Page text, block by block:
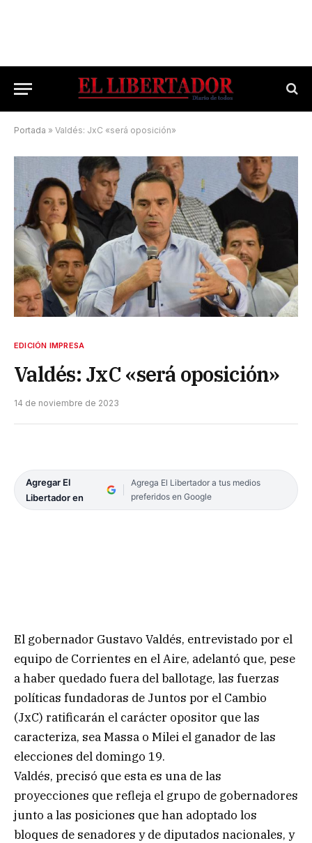
Portada » Valdés: JxC «será oposición»
EDICIÓN IMPRESA
Valdés: JxC «será oposición»
14 de noviembre de 2023
Agregar El
Libertador en
Agrega El Libertador a tus medios
preferidos en Google
El gobernador Gustavo Valdés, entrevistado por el
equipo de Corrientes en el Aire, adelantó que, pese
a haber quedado fuera del ballotage, las fuerzas
políticas fundadoras de Juntos por el Cambio
(JxC) ratificarán el carácter opositor que las
caracteriza, sea Massa o Milei el ganador de las
elecciones del domingo 19.
Valdés, precisó que esta es una de las
proyecciones que refleja el grupo de gobernadores
junto a las posiciones que han adoptado los
bloques de senadores y de diputados nacionales, y